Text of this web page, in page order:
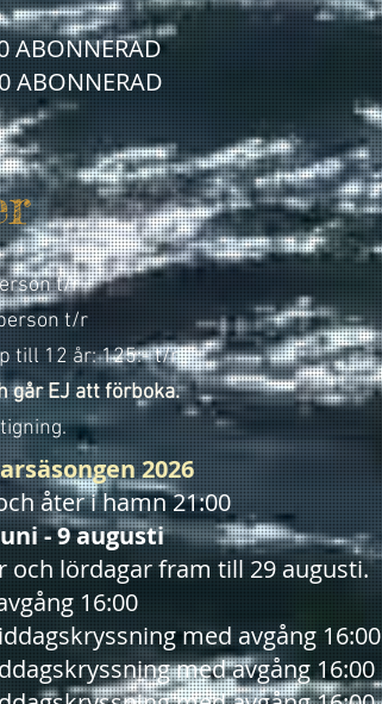
ABONNERAD
ABONNERAD
t/r
t/r
till 12 år: 125:- t/r
går EJ att förboka.
2026
åter i hamn 21:00
- 9 augusti
och lördagar fram till 29 augusti.
16:00
med avgång 16:00
med avgång 16:00